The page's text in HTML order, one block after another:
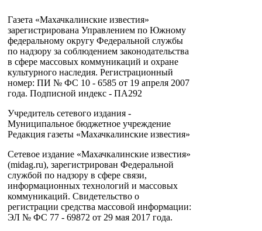
Газета «Махачкалинские известия»
зарегистрирована Управлением по Южному
федеральному округу Федеральной службы
по надзору за соблюдением законодательства
в сфере массовых коммуникаций и охране
культурного наследия. Регистрационный
номер: ПИ № ФС 10 - 6585 от 19 апреля 2007
года. Подписной индекс - ПА292
Учредитель сетевого издания -
Муниципальное бюджетное учреждение
Редакция газеты «Махачкалинские известия»
Сетевое издание «Махачкалинские известия»
(midag.ru), зарегистрирован Федеральной
службой по надзору в сфере связи,
информационных технологий и массовых
коммуникаций. Свидетельство о
регистрации средства массовой информации:
ЭЛ № ФС 77 - 69872 от 29 мая 2017 года.